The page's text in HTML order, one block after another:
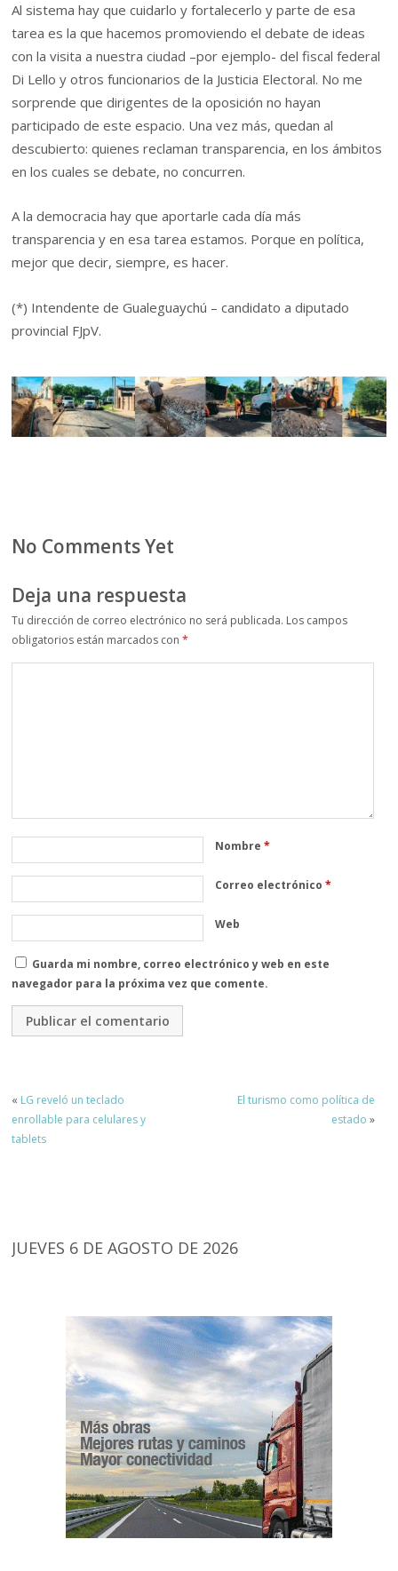
Al sistema hay que cuidarlo y fortalecerlo y parte de esa
tarea es la que hacemos promoviendo el debate de ideas
con la visita a nuestra ciudad –por ejemplo- del fiscal federal
Di Lello y otros funcionarios de la Justicia Electoral. No me
sorprende que dirigentes de la oposición no hayan
participado de este espacio. Una vez más, quedan al
descubierto: quienes reclaman transparencia, en los ámbitos
en los cuales se debate, no concurren.
A la democracia hay que aportarle cada día más
transparencia y en esa tarea estamos. Porque en política,
mejor que decir, siempre, es hacer.
(*) Intendente de Gualeguaychú – candidato a diputado
provincial FJpV.
No Comments Yet
Deja una respuesta
Tu dirección de correo electrónico no será publicada. Los campos
obligatorios están marcados con*
Nombre*
Correo electrónico*
Web
Guarda mi nombre, correo electrónico y web en este
navegador para la próxima vez que comente.
« LG reveló un teclado
enrollable para celulares y
tablets
El turismo como política de
estado »
JUEVES 6 DE AGOSTO DE 2026